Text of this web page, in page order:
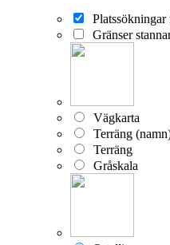
Platssökningar
Gränser
Vägkarta
Terräng
Terräng
Gråskala